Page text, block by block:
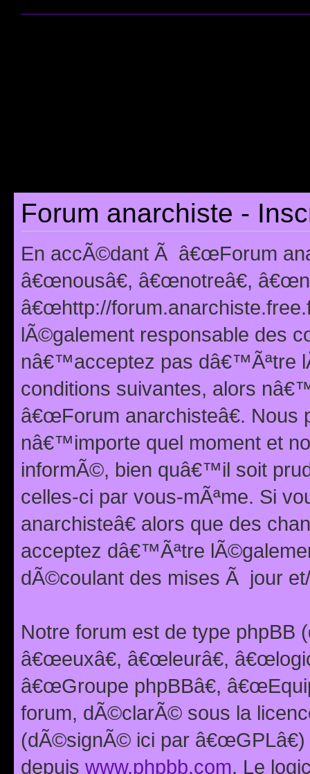
Forum anarchiste -
En accÃ©dant Ã â€œForum
â€œnousâ€, â€œnotreâ€,
â€œhttp://
lÃ©galement responsable des
nâ€™acceptez pas dâ€™Ãªtre
conditions suivantes, alors
â€œForum anarchisteâ€.
nâ€™importe quel moment et
informÃ©, bien quâ€™il soit
celles-ci par vous-mÃªme. Si
anarchisteâ€ alors que des
acceptez dâ€™Ãªtre
dÃ©coulant des mises Ã jour
Notre forum est de type phpBB
â€œeuxâ€, â€œleurâ€,
â€œGroupe phpBBâ€,
forum, dÃ©clarÃ© sous la
(dÃ©signÃ© ici par
depuis www.phpbb.com. Le